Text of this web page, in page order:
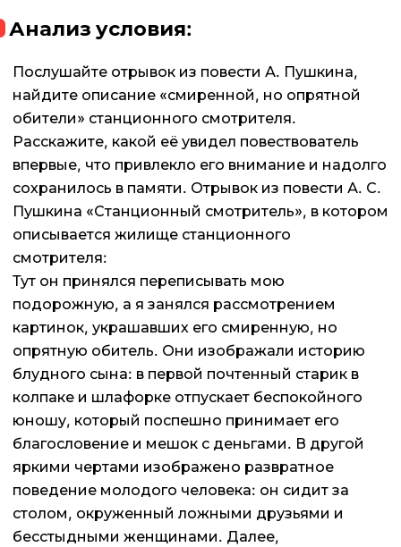
Анализ условия:
Послушайте отрывок из повести А. Пушкина,
найдите описание «смиренной, но опрятной
обители» станционного смотрителя.
Расскажите, какой её увидел повествователь
впервые, что привлекло его внимание и надолго
сохранилось в памяти. Отрывок из повести А. С.
Пушкина «Станционный смотритель», в котором
описывается жилище станционного
смотрителя:
Тут он принялся переписывать мою
подорожную, а я занялся рассмотрением
картинок, украшавших его смиренную, но
опрятную обитель. Они изображали историю
блудного сына: в первой почтенный старик в
колпаке и шлафорке отпускает беспокойного
юношу, который поспешно принимает его
благословение и мешок с деньгами. В другой
яркими чертами изображено развратное
поведение молодого человека: он сидит за
столом, окруженный ложными друзьями и
бесстыдными женщинами. Далее,